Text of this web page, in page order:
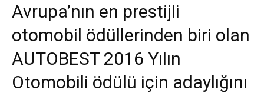
Avrupa’nın en prestijli
otomobil ödüllerinden biri olan
AUTOBEST 2016 Yılın
Otomobili ödülü için adaylığını